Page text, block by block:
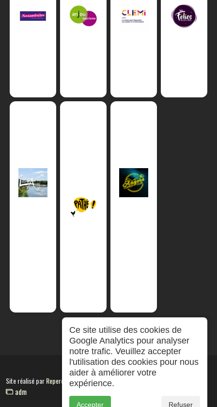
Site réalisé parRepereCom
adm
Ce site utilise des cookies de
Google Analytics pour analyser
notre trafic. Veuillez accepter
l'utilisation des cookies pour nous
aider à améliorer votre
expérience.
Accepter Refuser